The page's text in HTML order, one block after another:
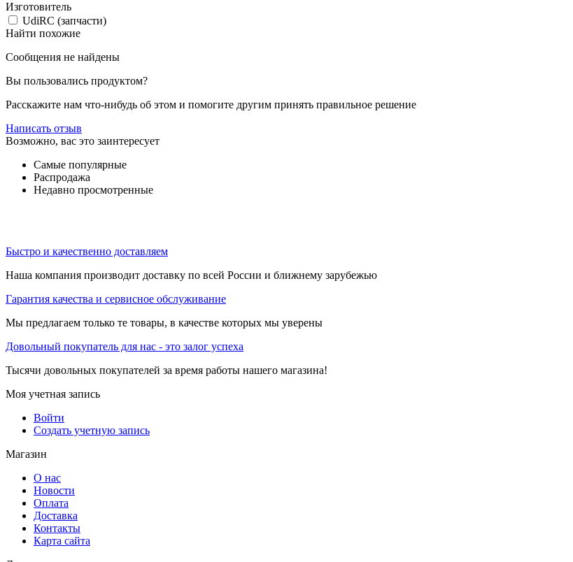
Изготовитель
UdiRC (запчасти)
Найти похожие
Сообщения не найдены
Вы пользовались продуктом?
Расскажите нам что-нибудь об этом и помогите другим принять правильное решение
Написать отзыв
Возможно, вас это заинтересует
Самые популярные
Распродажа
Недавно просмотренные
Быстро и качественно доставляем
Наша компания производит доставку по всей России и ближнему зарубежью
Гарантия качества и сервисное обслуживание
Мы предлагаем только те товары, в качестве которых мы уверены
Довольный покупатель для нас - это залог успеха
Тысячи довольных покупателей за время работы нашего магазина!
Моя учетная запись
Войти
Создать учетную запись
Магазин
О нас
Новости
Оплата
Доставка
Контакты
Карта сайта